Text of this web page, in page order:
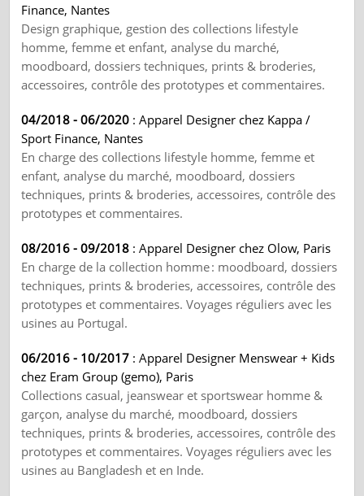
Finance, Nantes
Design graphique, gestion des collections lifestyle
homme, femme et enfant, analyse du marché,
moodboard, dossiers techniques, prints & broderies,
accessoires, contrôle des prototypes et commentaires.
04/2018 - 06/2020 : Apparel Designer chez Kappa /
Sport Finance, Nantes
En charge des collections lifestyle homme, femme et
enfant, analyse du marché, moodboard, dossiers
techniques, prints & broderies, accessoires, contrôle des
prototypes et commentaires.
08/2016 - 09/2018 : Apparel Designer chez Olow, Paris
En charge de la collection homme : moodboard, dossiers
techniques, prints & broderies, accessoires, contrôle des
prototypes et commentaires. Voyages réguliers avec les
usines au Portugal.
06/2016 - 10/2017 : Apparel Designer Menswear + Kids
chez Eram Group (gemo), Paris
Collections casual, jeanswear et sportswear homme &
garçon, analyse du marché, moodboard, dossiers
techniques, prints & broderies, accessoires, contrôle des
prototypes et commentaires. Voyages réguliers avec les
usines au Bangladesh et en Inde.